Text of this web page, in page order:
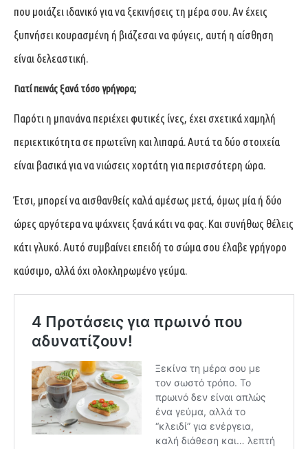
που μοιάζει ιδανικό για να ξεκινήσεις τη μέρα σου. Αν έχεις
ξυπνήσει κουρασμένη ή βιάζεσαι να φύγεις, αυτή η αίσθηση
είναι δελεαστική.
Γιατί πεινάς ξανά τόσο γρήγορα;
Παρότι η μπανάνα περιέχει φυτικές ίνες, έχει σχετικά χαμηλή
περιεκτικότητα σε πρωτεΐνη και λιπαρά. Αυτά τα δύο στοιχεία
είναι βασικά για να νιώσεις χορτάτη για περισσότερη ώρα.
Έτσι, μπορεί να αισθανθείς καλά αμέσως μετά, όμως μία ή δύο
ώρες αργότερα να ψάχνεις ξανά κάτι να φας. Και συνήθως θέλεις
κάτι γλυκό. Αυτό συμβαίνει επειδή το σώμα σου έλαβε γρήγορο
καύσιμο, αλλά όχι ολοκληρωμένο γεύμα.